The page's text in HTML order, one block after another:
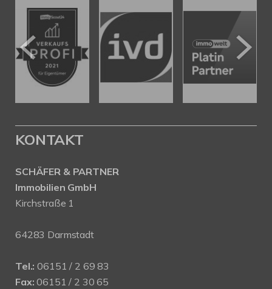
KONTAKT
SCHÄFER & PARTNER
Immobilien GmbH
Kirchstraße 1
64283 Darmstadt
Tel.: 06151 / 2 69 83
Fax: 06151 / 2 30 65